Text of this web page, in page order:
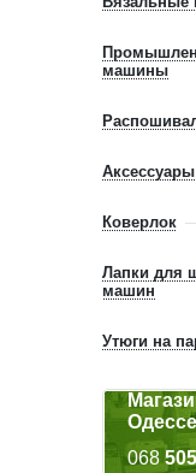
машины
Аксессуары
Коверлок
Лапки для
машин
Утюги на
Одессе
068